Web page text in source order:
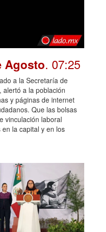
Agosto. 07:25
a la Secretaría de
alertó a la población
y páginas de internet
Que las bolsas
vinculación laboral
la capital y en los